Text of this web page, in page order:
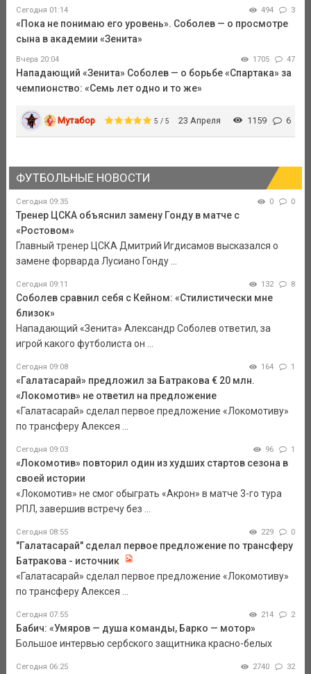
Сегодня 01:14 494 3
«Пока не понимаю его уровень». Соболев — о просмотре
сына в академии «Зенита»
Вчера 20:04 1705 47
Нападающий «Зенита» Соболев — о борьбе «Спартака» за
чемпионство: «Семь лет одно и то же»
Мутабор 5 / 5 23 Апреля 1159 6
ФУТБОЛЬНЫЕ НОВОСТИ
Сегодня 09:35 0 0
Тренер ЦСКА объяснил замену Гонду в матче с
«Ростовом»
Главный тренер ЦСКА Дмитрий Игдисамов высказался о
замене форварда Лусиано Гонду ...
Сегодня 09:11 132 8
Соболев сравнил себя с Кейном: «Стилистически мне
близок»
Нападающий «Зенита» Александр Соболев ответил, за
игрой какого футболиста он ...
Сегодня 09:08 164 1
«Галатасарай» предложил за Батракова € 20 млн.
«Локомотив» не ответил на предложение
«Галатасарай» сделал первое предложение «Локомотиву»
по трансферу Алексея ...
Сегодня 09:03 96 1
«Локомотив» повторил один из худших стартов сезона в
своей истории
«Локомотив» не смог обыграть «Акрон» в матче 3-го тура
РПЛ, завершив встречу без ...
Сегодня 08:55 229 0
"Галатасарай" сделал первое предложение по трансферу
Батракова - источник
«Галатасарай» сделал первое предложение «Локомотиву»
по трансферу Алексея ...
Сегодня 07:55 214 2
Бабич: «Умяров — душа команды, Барко — мотор»
Большое интервью сербского защитника красно-белых
Сегодня 06:25 2740 32